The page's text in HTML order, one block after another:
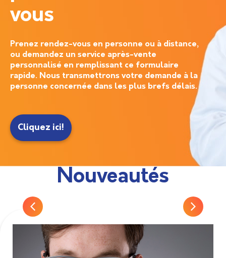
vous
Prenez rendez-vous en personne ou à distance,
ou demandez un service après-vente
personnalisé en remplissant ce formulaire
rapide. Nous transmettrons votre demande à la
personne concernée dans les plus brefs délais.
Cliquez ici!
Nouveautés